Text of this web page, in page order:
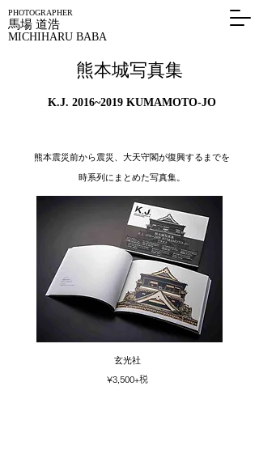
PHOTOGRAPHER
馬場 道浩
MICHIHARU BABA
熊本城写真集
K.J. 2016~2019 KUMAMOTO-JO
熊本震災前から震災、大天守閣が復興するまでを
時系列にまとめた写真集。
玄光社
¥3,500+税